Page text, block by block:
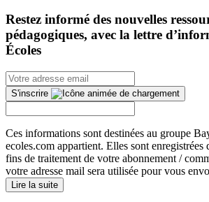
Restez informé des nouvelles
pédagogiques, avec la lettre
Écoles
S'inscrire
Ces informations sont destinées au groupe
ecoles.com appartient. Elles sont enregistrées
fins de traitement de votre abonnement /
votre adresse mail sera utilisée pour vous
Lire la suite